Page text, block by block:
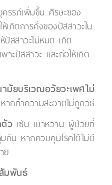
ครรภ์เพิ่มขึ้น ศีรษะของ
เกิดการคั่งของปัสสาวะใน
ปัสสาวะไม่หมด เกิด
าะปัสสาวะ และก่อให้เกิด
มัยบริเวณอวัยวะเพศไม่
กทำความสะอาดไม่ถูกวิธี
ว เช่น เบาหวาน ผู้ป่วยที่
กัน หากควบคุมโรคได้ไม่ดี
ย
มพันธ์